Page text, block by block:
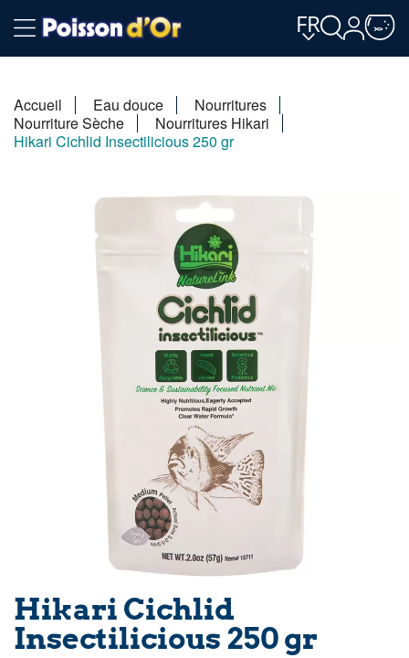
FR
Accueil Eau douce
Nourritures
Nourriture Sèche
Nourritures Hikari
Hikari Cichlid Insectilicious 250 gr
Hikari Cichlid
Insectilicious 250 gr